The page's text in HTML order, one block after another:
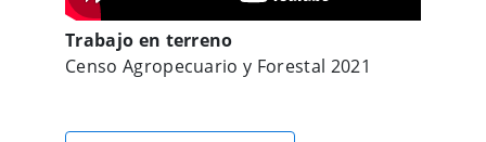
Trabajo en terreno
Censo Agropecuario y Forestal 2021